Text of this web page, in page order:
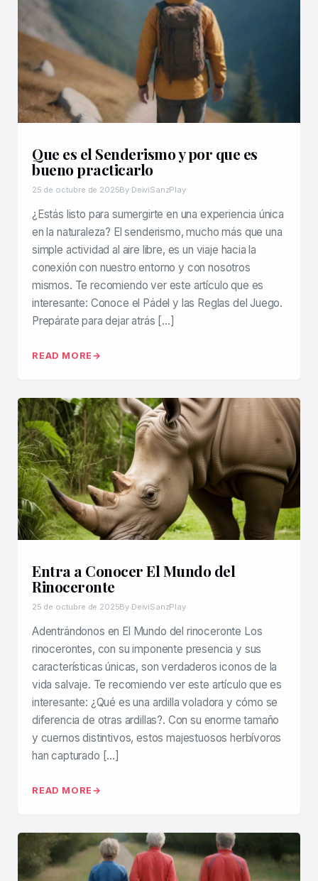
Que es el Senderismo y por que es
bueno practicarlo
25 de octubre de 2025By DeiviSanzPlay
¿Estás listo para sumergirte en una experiencia única
en la naturaleza? El senderismo, mucho más que una
simple actividad al aire libre, es un viaje hacia la
conexión con nuestro entorno y con nosotros
mismos. Te recomiendo ver este artículo que es
interesante: Conoce el Pádel y las Reglas del Juego.
Prepárate para dejar atrás […]
READ MORE
Entra a Conocer El Mundo del
Rinoceronte
25 de octubre de 2025By DeiviSanzPlay
Adentrándonos en El Mundo del rinoceronte Los
rinocerontes, con su imponente presencia y sus
características únicas, son verdaderos iconos de la
vida salvaje. Te recomiendo ver este artículo que es
interesante: ¿Qué es una ardilla voladora y cómo se
diferencia de otras ardillas?. Con su enorme tamaño
y cuernos distintivos, estos majestuosos herbívoros
han capturado […]
READ MORE